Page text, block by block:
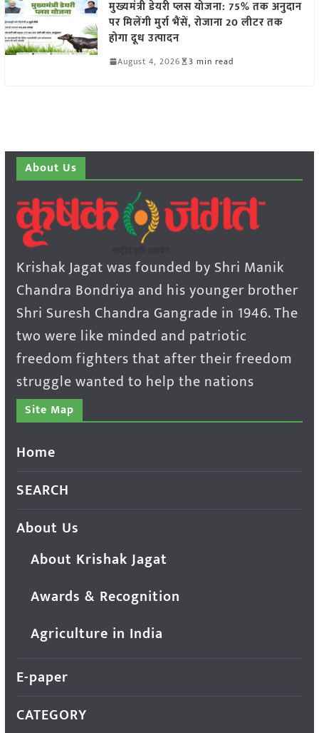
मुख्यमंत्री डेयरी प्लस योजना: 75% तक अनुदान
पर मिलेंगी मुर्रा भैंसें, रोजाना 20 लीटर तक
होगा दूध उत्पादन
August 4, 2026 3 min read
About Us
Krishak Jagat was founded by Shri Manik
Chandra Bondriya and his younger brother
Shri Suresh Chandra Gangrade in 1946. The
two were like minded and patriotic
freedom fighters that after their freedom
struggle wanted to help the nations
Site Map
Home
SEARCH
About Us
About Krishak Jagat
Awards & Recognition
Agriculture in India
E-paper
CATEGORY